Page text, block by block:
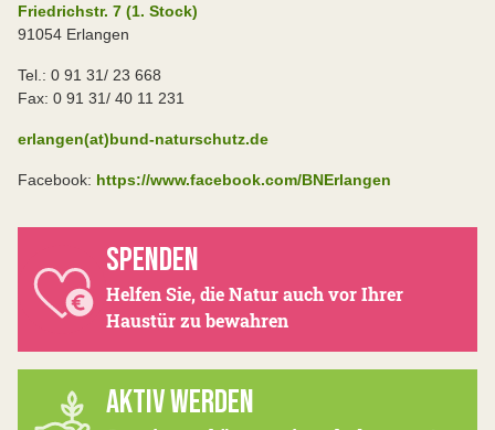
Friedrichstr. 7 (1. Stock)
91054 Erlangen
Tel.: 0 91 31/ 23 668
Fax: 0 91 31/ 40 11 231
erlangen(at)bund-naturschutz.de
Facebook: https://www.facebook.com/BNErlangen
SPENDEN
Helfen Sie, die Natur auch vor Ihrer
Haustür zu bewahren
AKTIV WERDEN